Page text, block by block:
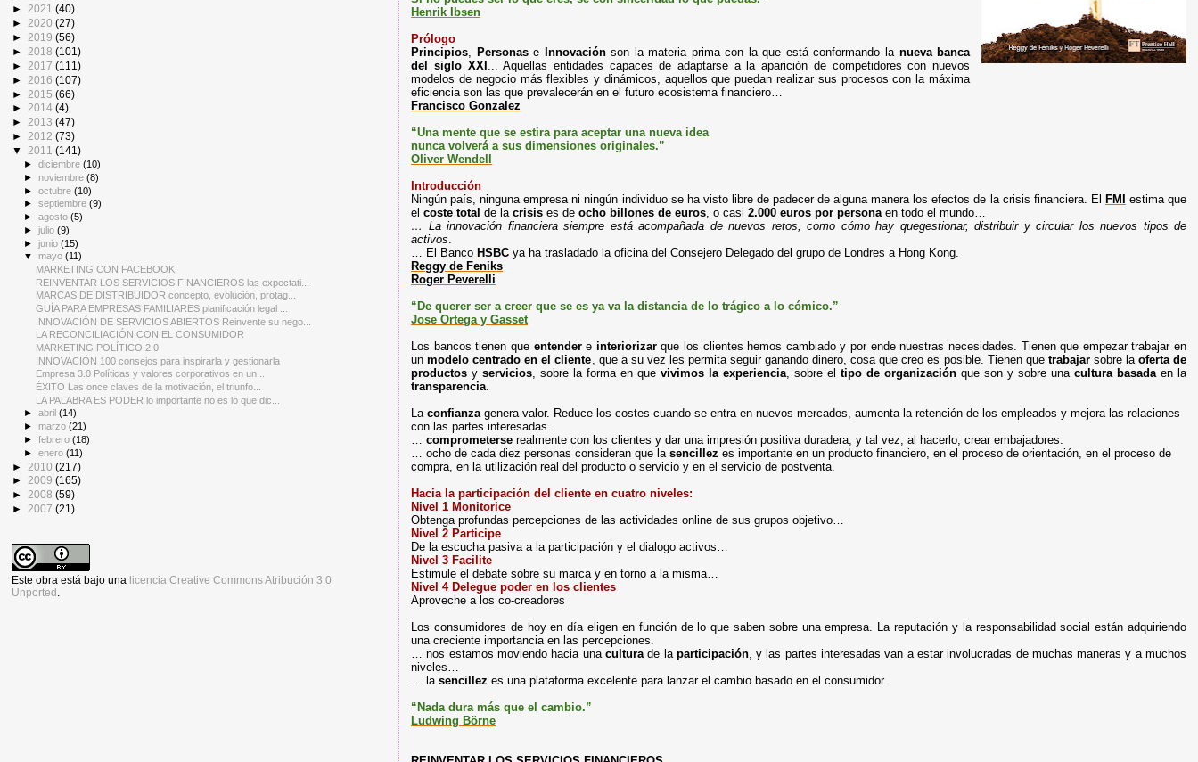
Henrik Ibsen
Prólogo
Principios, Personase Innovaciónson la materia prima con la que está conformando la nueva banca
del siglo XXI ... Aquellas entidades capaces de adaptarse a la aparición de competidores con nuevos
modelos de negocio más flexibles y dinámicos, aquellos que puedan realizar sus procesos con la máxima
eficiencia son las que prevalecerán en el futuro ecosistema financiero…
Francisco Gonzalez
“Una mente que se estira para aceptar una nueva idea
nunca volverá a sus dimensiones originales.”
Oliver Wendell
Introducción
Ningún país, ninguna empresa ni ningún individuo se ha visto libre de padecer de alguna manera los efectos de la crisis financiera. El FMI
estima que
elcoste total de lacrisis es deocho billones de euros, o casi2.000 euros por personaen todo el mundo…
… La innovación financiera siempre está acompañada de nuevos retos, como cómo hay quegestionar, distribuir y circular los nuevos tipos de
activos.
… El Banco HSBC ya ha trasladado la oficina del Consejero Delegado del grupo de Londres a Hong Kong.
Reggy de Feniks
Roger Peverelli
“De querer ser a creer que se es ya va la distancia de lo trágico a lo cómico.”
Jose Ortega y Gasset
Los bancos tienen que entendere interiorizarque los clientes hemos cambiado y por ende nuestras necesidades. Tienen que empezar trabajar en
unmodelo centrado en el cliente, que a su vez les permita seguir ganando dinero, cosa que creo es posible. Tienen que trabajarsobre la oferta de
productos yservicios, sobre la forma en quevivimos la experiencia, sobre eltipo de organización que son y sobre unacultura basadaen la
transparencia.
Laconfianzagenera valor. Reduce los costes cuando se entra en nuevos mercados, aumenta la retención de los empleados y mejora las relaciones
con las partes interesadas.
…comprometerse realmente con los clientes y dar una impresión positiva duradera, y tal vez, al hacerlo, crear embajadores.
… ocho de cada diez personas consideran que lasencillez es importante en un producto financiero, en el proceso de orientación, en el proceso de
compra, en la utilización real del producto o servicio y en el servicio de postventa.
Hacia la participación del cliente en cuatro niveles:
Nivel 1 Monitorice
Obtenga profundas percepciones de las actividades online de sus grupos objetivo…
Nivel 2 Participe
De la escucha pasiva a la participación y el dialogo activos…
Nivel 3 Facilite
Estimule el debate sobre su marca y en torno a la misma…
Nivel 4 Delegue poder en los clientes
Aproveche a los co-creadores
Los consumidores de hoy en día eligen en función de lo que saben sobre una empresa. La reputación y la responsabilidad social están adquiriendo
una creciente importancia en las percepciones.
… nos estamos moviendo hacia una culturade la participación, y las partes interesadas van a estar involucradas de muchas maneras y a muchos
niveles…
… lasencillez es una plataforma excelente para lanzar el cambio basado en el consumidor.
“Nada dura más que el cambio.”
Ludwing Börne
► 2021 (40)
► 2020 (27)
► 2019 (56)
► 2018 (101)
► 2017 (111)
► 2016 (107)
► 2015 (66)
► 2014 (4)
► 2013 (47)
► 2012 (73)
▼ 2011 (141)
►diciembre(10)
► noviembre(8)
►octubre(10)
►septiembre(9)
►agosto(5)
►julio(9)
►junio(15)
▼ mayo(11)
MARKETING CON FACEBOOK
REINVENTAR LOS SERVICIOS FINANCIEROS las expectati...
MARCAS DE DISTRIBUIDOR concepto, evolución, protag...
GUÍA PARA EMPRESAS FAMILIARES planificación legal ...
INNOVACIÓN DE SERVICIOS ABIERTOS Reinvente su nego...
LA RECONCILIACIÓN CON EL CONSUMIDOR
MARKETING POLÍTICO 2.0
INNOVACIÓN 100 consejos para inspirarla y gestionarla
Empresa 3.0 Políticas y valores corporativos en un...
ÉXITO Las once claves de la motivación, el triunfo...
LA PALABRA ES PODER lo importante no es lo que dic...
►abril(14)
► marzo(21)
►febrero(18)
►enero(11)
► 2010 (217)
► 2009 (165)
► 2008 (59)
► 2007 (21)
Este obra está bajo una licencia Creative Commons Atribución 3.0
Unported .